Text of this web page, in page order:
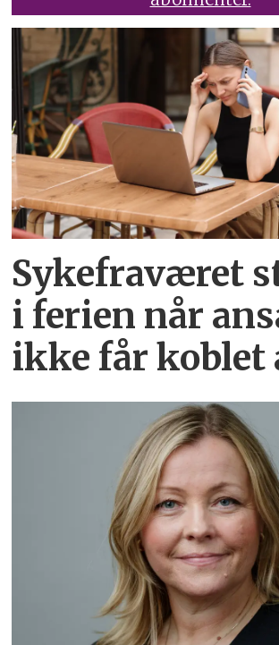
Sykefraværet
i ferien når
ikke får koblet